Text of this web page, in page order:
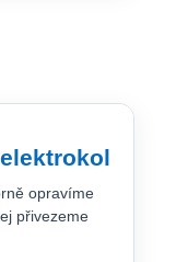
opravíme
přivezeme